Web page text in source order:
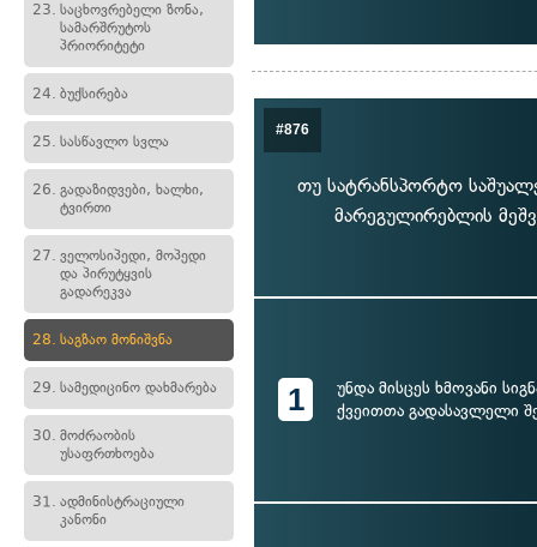
23. საცხოვრებელი ზონა,
სამარშრუტოს
პრიორიტეტი
24. ბუქსირება
25. სასწავლო სვლა
26. გადაზიდვები, ხალხი,
ტვირთი
27. ველოსიპედი, მოპედი
და პირუტყვის
გადარეკვა
28. საგზაო მონიშვნა
29. სამედიცინო დახმარება
30. მოძრაობის
უსაფრთხოება
31. ადმინისტრაციული
კანონი
#876
თუ სატრანსპორტო
მარეგულირებლის
1
უნდა მისცეს ხმოვანი
ქვეითთა გადასავლელი